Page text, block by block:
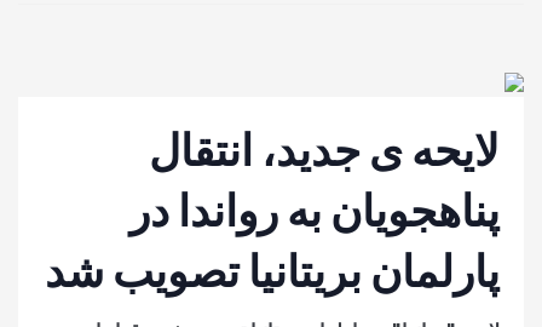
لایحه ی جدید، انتقال
پناهجویان به رواندا در
پارلمان بریتانیا تصویب شد